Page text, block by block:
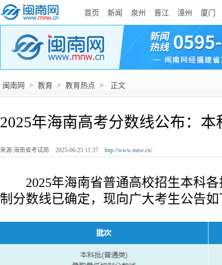
首页 新闻 泉州 晋江 漳州 厦门
闽南网 > 教育 > 教育热点 > 正文
2025年海南高考分数线公布：本
来源:海南省考试局 2025-06-25 11:37 http://www.mnw.cn/
2025年海南省普通高校招生本科各
制分数线已确定，现向广大考生公告